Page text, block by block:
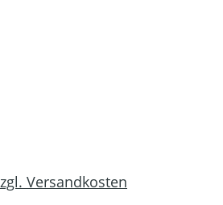
Versandkosten